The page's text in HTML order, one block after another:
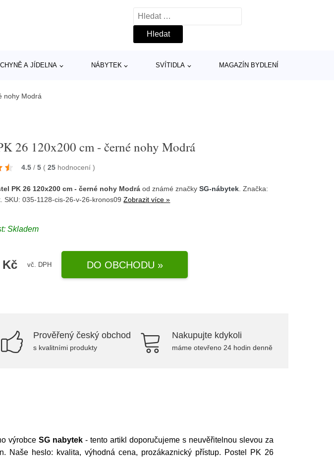
Vyhledávání
A JÍDELNA NÁBYTEK SVÍTIDLA MAGAZÍN BYDLENÍ
nohy Modrá
26 120x200 cm - černé nohy Modrá
4.5 / 5 ( 25 hodnocení)
PK 26 120x200 cm - černé nohy Modrá od známé značkySG-nábytek . Značka:
. SKU: 035-1128-cis-26-v-26-kronos09Zobrazit více »
Skladem
Kč vč. DPH DO OBCHODU »
Prověřený český obchod
s kvalitními produkty
Nakupujte kdykoli
máme otevřeno 24 hodin denně
výrobce SG nabytek- tento artikl doporučujeme s neuvěřitelnou slevou za
Naše heslo: kvalita, výhodná cena, prozákaznický přístup. Postel PK 26